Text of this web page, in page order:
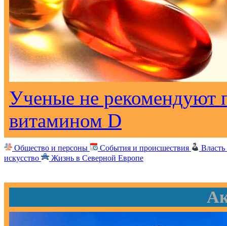
Ученые не рекомендуют
витамином D
Общество и персоны События и происшествия
искусство
Жизнь в Северной Европе